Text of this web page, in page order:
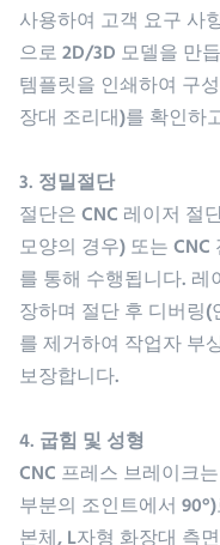
사용하여 고객 요구 사
으로 2D/3D 모델을 만
템플릿을 인쇄하여 구
장대 조리대)를 확인하
3. 정밀절단
절단은 CNC 레이저 절
모양의 경우) 또는
를 통해 수행됩니다.
장하며 절단 후 디버링
를 제거하여 작업자 부
보장합니다.
4. 굽힘 및 성형
CNC 프레스 브레이크
부분의 조인트에서